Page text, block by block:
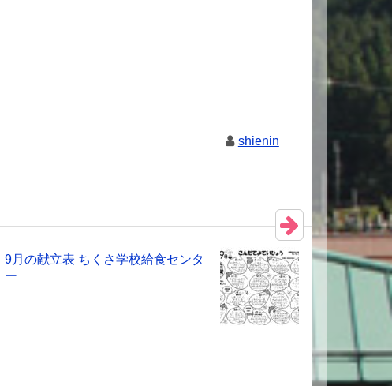
shienin
9月の献立表 ちくさ学校給食センタ
ー